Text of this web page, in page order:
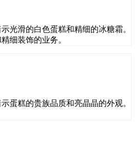
光滑的白色蛋糕和精细的冰糖霜。
细装饰的业务。
蛋糕的贵族品质和亮晶晶的外观。